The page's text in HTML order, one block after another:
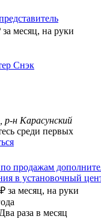
за месяц, на руки
Снэк
р-н Карасунский
среди первых
продажам
в установочный
₽ за месяц, на руки
раза в месяц